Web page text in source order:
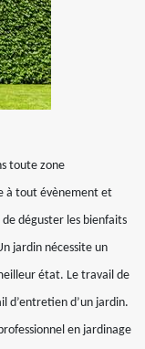
toute zone
à tout évènement et
déguster les bienfaits
jardin nécessite un
état. Le travail de
d’entretien d’un jardin.
en jardinage